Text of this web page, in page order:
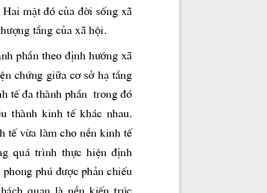
Hai mÆt ®ã cña ®êi sèng x·
tÇng cña x· héi.
phÇn theo ®Þnh h­íng x·
chøng gi÷a c¬ së h¹ tÇng
tÕ ®a thμnh phÇn  trong ®ã
thμnh  kinh  tÕ  kh ̧c  nhau.
tÕ võa lμm cho nÒn kinh tÕ
qu ̧  tr×nh  thùc  hiÖn  ®Þnh
phó ®­îc ph¶n chiÕu